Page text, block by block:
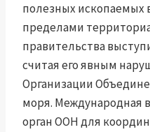
полезных ископаемых
пределами
правительства
считая его явным
Организации
моря. Международная
орган ООН для